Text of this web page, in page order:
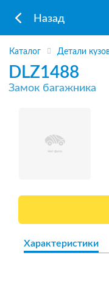
Назад
Каталог Детали
DLZ1488
Замок багажника
Характеристики